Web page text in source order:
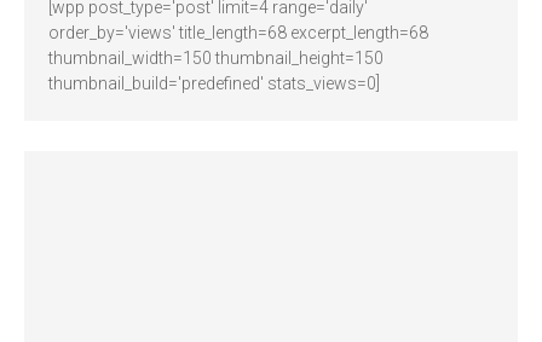
[wpp post_type='post' limit=4 range='daily'
order_by='views' title_length=68 excerpt_length=68
thumbnail_width=150 thumbnail_height=150
thumbnail_build='predefined' stats_views=0]